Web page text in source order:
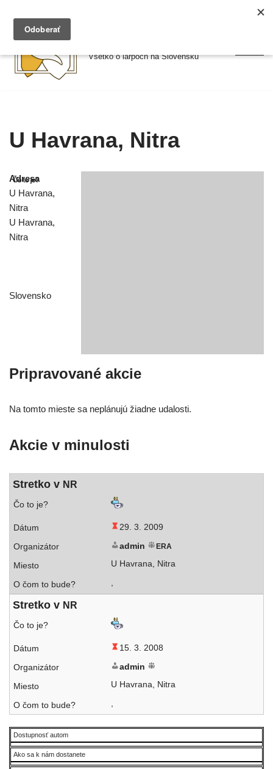
Preskočiť
Všetko o larpoch na Slovensku
U Havrana, Nitra
Adresa
U Havrana,
Nitra
U Havrana,
Nitra
Slovensko
Pripravované akcie
Na tom­to mies­te sa neplá­nu­jú žiad­ne udalosti.
Akcie v minulosti
Stretko v NR
29. 3. 2009
admin ERA
U Havrana, Nitra
,
Stretko v NR
15. 3. 2008
admin
U Havrana, Nitra
,
Dostupnosť autom
Ako sa k nám dostanete